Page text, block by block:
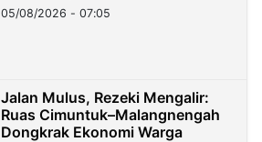
05/08/2026 - 07:05
Jalan Mulus, Rezeki Mengalir:
Ruas Cimuntuk–Malangnengah
Dongkrak Ekonomi Warga